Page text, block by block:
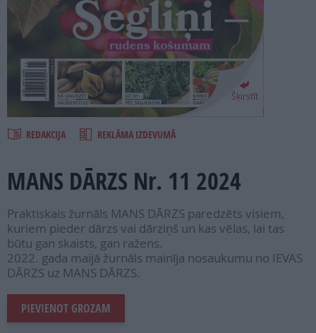
Šķirstīt
REDAKCIJA REKLĀMA IZDEVUMĀ
MANS DĀRZS Nr. 11 2024
Praktiskais žurnāls MANS DĀRZS paredzēts visiem,
kuriem pieder dārzs vai dārziņš un kas vēlas, lai tas
būtu gan skaists, gan ražens.
2022. gada maijā žurnāls mainīja nosaukumu no IEVAS
DĀRZS uz MANS DĀRZS.
PIEVIENOT GROZAM